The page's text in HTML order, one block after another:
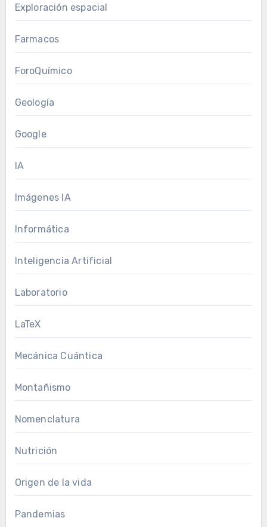
Exploración espacial
Farmacos
ForoQuímico
Geología
Google
IA
Imágenes IA
Informática
Inteligencia Artificial
Laboratorio
LaTeX
Mecánica Cuántica
Montañismo
Nomenclatura
Nutrición
Origen de la vida
Pandemias